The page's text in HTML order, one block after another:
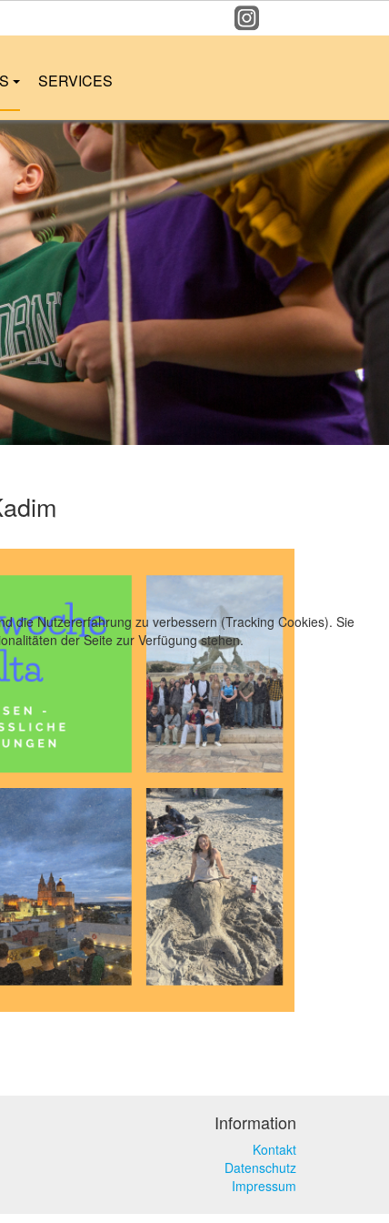
SERVICES
Information
Kontakt
Datenschutz
Impressum
die Nutzererfahrung zu verbessern (Tracking Cookies). Sie
der Seite zur Verfügung stehen.